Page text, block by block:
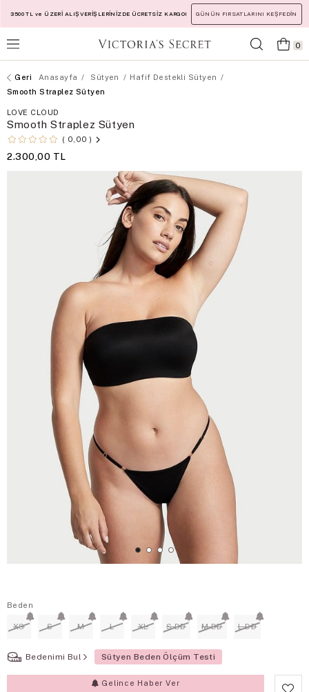
3500 TL ve ÜZERİ ALIŞVERİŞLERİNİZDE ÜCRETSİZ KARGO! GÜNÜN FIRSATLARINI KEŞFEDİN
0
Anasayfa Sütyen
Hafif Destekli Sütyen
Smooth Straplez Sütyen
LOVE CLOUD
Smooth Straplez Sütyen
0,00
2.300,00 TL
Beden
XS S M L XL S DD M DD L DD
Bedenimi Bul Sütyen Beden Ölçüm Testi
Gelince Haber Ver